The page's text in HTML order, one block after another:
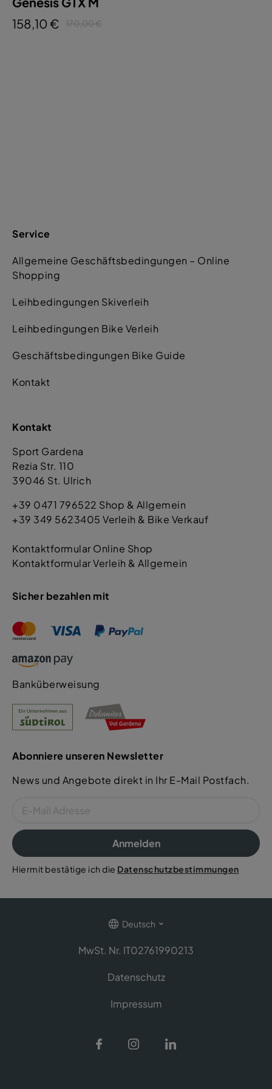
158,10 €
170,00 €
Service
Allgemeine Geschäftsbedingungen – Online
Shopping
Leihbedingungen Skiverleih
Leihbedingungen Bike Verleih
Geschäftsbedingungen Bike Guide
Kontakt
Kontakt
Sport Gardena
Rezia Str. 110
39046 St. Ulrich
+39 0471 796522 Shop & Allgemein
+39 349 5623405 Verleih & Bike Verkauf
Kontaktformular Online Shop
Kontaktformular Verleih & Allgemein
Sicher bezahlen mit
Banküberweisung
Abonniere unseren Newsletter
News und Angebote direkt in Ihr E-Mail Postfach.
Anmelden
Hiermit bestätige ich die Datenschutzbestimmungen
Deutsch
MwSt. Nr. IT02761990213
Datenschutz
Impressum